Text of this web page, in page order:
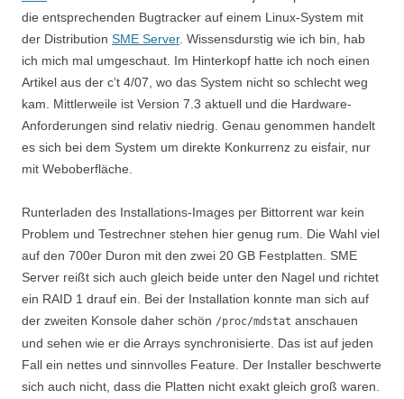
die entsprechenden Bugtracker auf einem Linux-System mit
der Distribution SME Server. Wissensdurstig wie ich bin, hab
ich mich mal umgeschaut. Im Hinterkopf hatte ich noch einen
Artikel aus der c’t 4/07, wo das System nicht so schlecht weg
kam. Mittlerweile ist Version 7.3 aktuell und die Hardware-
Anforderungen sind relativ niedrig. Genau genommen handelt
es sich bei dem System um direkte Konkurrenz zu eisfair, nur
mit Weboberfläche.
Runterladen des Installations-Images per Bittorrent war kein
Problem und Testrechner stehen hier genug rum. Die Wahl viel
auf den 700er Duron mit den zwei 20 GB Festplatten. SME
Server reißt sich auch gleich beide unter den Nagel und richtet
ein RAID 1 drauf ein. Bei der Installation konnte man sich auf
der zweiten Konsole daher schön /proc/mdstat anschauen
und sehen wie er die Arrays synchronisierte. Das ist auf jeden
Fall ein nettes und sinnvolles Feature. Der Installer beschwerte
sich auch nicht, dass die Platten nicht exakt gleich groß waren.